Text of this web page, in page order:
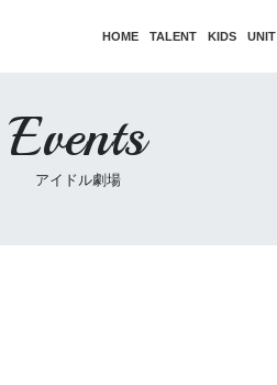
HOME TALENT KIDS UNIT
Events
アイドル劇場